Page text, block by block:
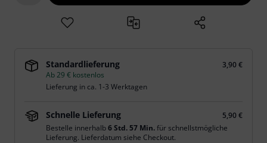
Standardlieferung
3,90 €
Ab 29 € kostenlos
Lieferung in ca. 1-3 Werktagen
Schnelle Lieferung
5,90 €
Bestelle innerhalb6 Std. 57 Min.für schnellstmögliche
Lieferung. Lieferdatum siehe Checkout.